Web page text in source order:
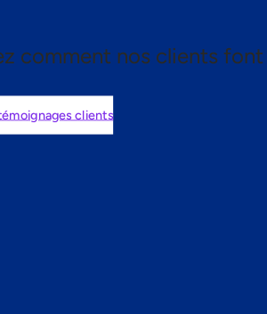
comment nos clients
clients